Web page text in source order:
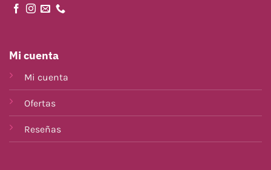
Mi cuenta
Mi cuenta
Ofertas
Reseñas